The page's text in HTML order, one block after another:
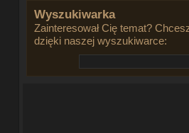
Wyszukiwarka
Zainteresował Cię temat?
dzięki naszej wyszukiwarce: